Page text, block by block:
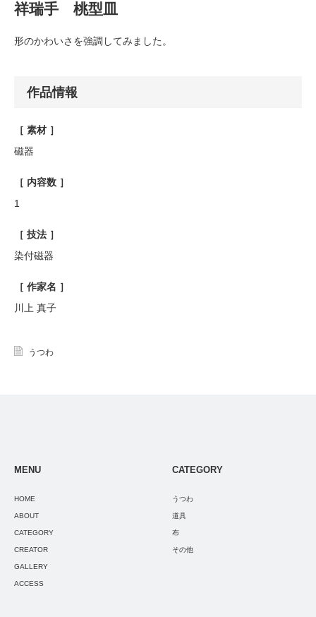
祥瑞手 桃型皿
形のかわいさを強調してみました。
作品情報
［ 素材 ］
磁器
［ 内容数 ］
1
［ 技法 ］
染付磁器
［ 作家名 ］
川上 真子
うつわ
MENU
HOME
ABOUT
CATEGORY
CREATOR
GALLERY
ACCESS
CATEGORY
うつわ
道具
布
その他